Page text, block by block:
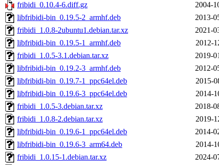
fribidi_0.10.4-6.diff.gz
2004-
libfribidi-bin_0.19.5-2_armhf.deb
2013-
fribidi_1.0.8-2ubuntu1.debian.tar.xz
2021-
libfribidi-bin_0.19.5-1_armhf.deb
2012-
fribidi_1.0.5-3.1.debian.tar.xz
2019-
libfribidi-bin_0.19.2-3_armhf.deb
2012-
libfribidi-bin_0.19.7-1_ppc64el.deb
2015-
libfribidi-bin_0.19.6-3_ppc64el.deb
2014-
fribidi_1.0.5-3.debian.tar.xz
2018-
fribidi_1.0.8-2.debian.tar.xz
2019-
libfribidi-bin_0.19.6-1_ppc64el.deb
2014-
libfribidi-bin_0.19.6-3_arm64.deb
2014-
fribidi_1.0.15-1.debian.tar.xz
2024-